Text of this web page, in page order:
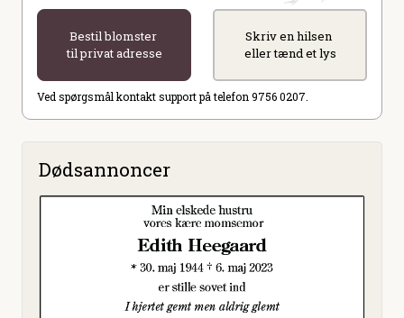
Bestil blomster
til privat adresse
Skriv en hilsen
eller tænd et lys
Ved spørgsmål kontakt support på telefon 9756 0207.
Dødsannoncer